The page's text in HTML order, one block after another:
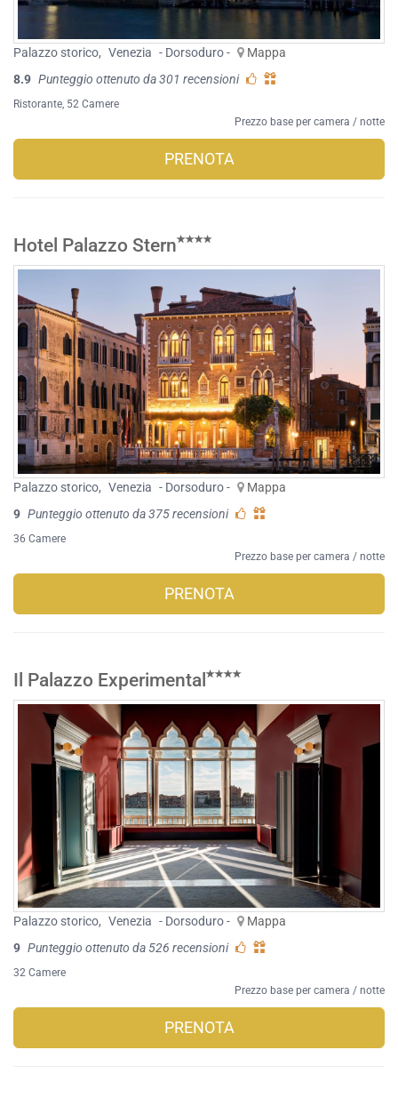
Palazzo storico, Venezia - Dorsoduro -
Mappa
8.9 Punteggio ottenuto da 301 recensioni
Ristorante, 52 Camere
Prezzo base per camera / notte
PRENOTA
Hotel Palazzo Stern
Palazzo storico, Venezia - Dorsoduro -
Mappa
9 Punteggio ottenuto da 375 recensioni
36 Camere
Prezzo base per camera / notte
PRENOTA
Il Palazzo Experimental
Palazzo storico, Venezia - Dorsoduro -
Mappa
9 Punteggio ottenuto da 526 recensioni
32 Camere
Prezzo base per camera / notte
PRENOTA